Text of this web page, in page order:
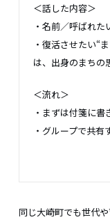
＜話した内容＞
・名前／呼ばれた
・復活させたい“
は、出身のまちの
＜流れ＞
・まずは付箋に書
・グループで共有
同じ大崎町でも世代